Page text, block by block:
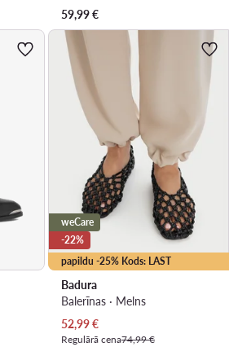
59,99€
papildu -25% Kods: LAST
weCare
-22%
Badura
Balerīnas · Melns
Pašreizējā cena
52,99€
Regulārā cena74,99 €